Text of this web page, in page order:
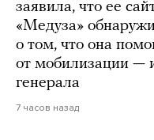
заявила, что ее
«Медуза»
о том, что она
от мобилизации —
генерала
7 часов назад